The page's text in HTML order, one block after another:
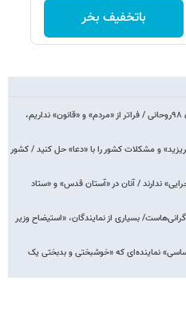
باتخفیف بخر
بازخوانی «معنادار» مواضع زمستان ۹۸روحانی / فراتر از «مردم» و «قانون» نداریم،
و مشکلات کشور را با «دعا» حل کنید / کشور
ندارند / آنان در «آستان قدس» و «ستاد
بسیاری از نمایندگان، «استیضاح وزیر
نماینده‌ای که «خوشبختی و بدبختی یک